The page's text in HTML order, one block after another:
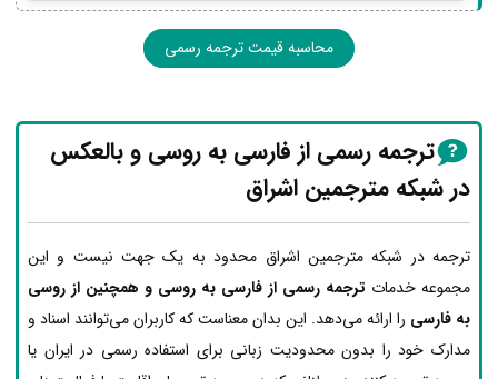
محاسبه قیمت ترجمه رسمی
ترجمه رسمی از فارسی به روسی و بالعکس
در شبکه مترجمین اشراق
ترجمه در شبکه مترجمین اشراق محدود به یک جهت نیست و این
مجموعه خدمات ترجمه رسمی از فارسی به روسی و همچنین از روسی
به فارسی را ارائه می‌دهد. این بدان معناست که کاربران می‌توانند اسناد و
مدارک خود را بدون محدودیت زبانی برای استفاده رسمی در ایران یا